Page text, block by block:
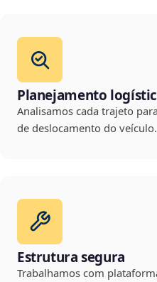
Planejamento
Analisamos cada trajeto
de deslocamento do veículo.
Estrutura segura
Trabalhamos com